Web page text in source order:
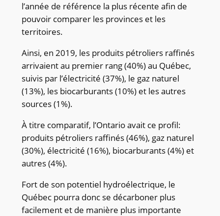
l’année de référence la plus récente afin de
pouvoir comparer les provinces et les
territoires.
Ainsi, en 2019, les produits pétroliers raffinés
arrivaient au premier rang (40%) au Québec,
suivis par l’électricité (37%), le gaz naturel
(13%), les biocarburants (10%) et les autres
sources (1%).
À titre comparatif, l’Ontario avait ce profil:
produits pétroliers raffinés (46%), gaz naturel
(30%), électricité (16%), biocarburants (4%) et
autres (4%).
Fort de son potentiel hydroélectrique, le
Québec pourra donc se décarboner plus
facilement et de manière plus importante